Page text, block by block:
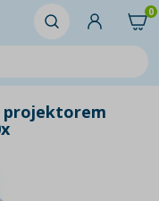
0
projektorem